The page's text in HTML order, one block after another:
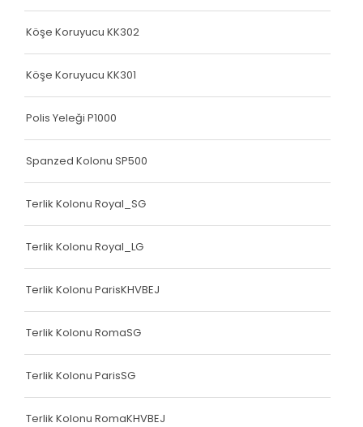
Köşe Koruyucu KK302
Köşe Koruyucu KK301
Polis Yeleği P1000
Spanzed Kolonu SP500
Terlik Kolonu Royal_SG
Terlik Kolonu Royal_LG
Terlik Kolonu ParisKHVBEJ
Terlik Kolonu RomaSG
Terlik Kolonu ParisSG
Terlik Kolonu RomaKHVBEJ